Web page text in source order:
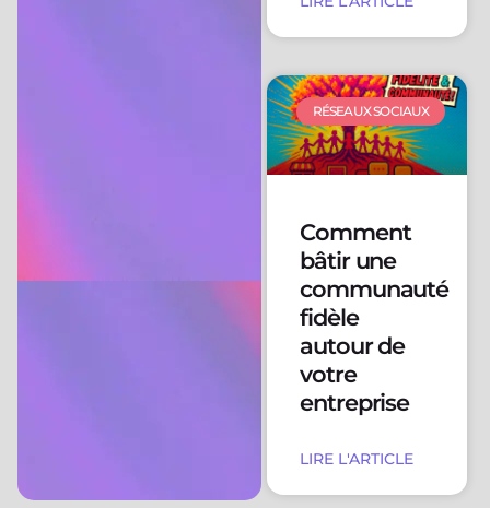
RÉSEAUX SOCIAUX
Comment
bâtir une
communauté
fidèle
autour de
votre
entreprise
LIRE L'ARTICLE